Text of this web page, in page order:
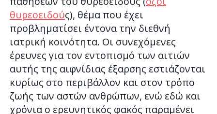
θυρεοειδούς), θέμα που έχει
προβληματίσει έντονα την διεθνή
ιατρική κοινότητα. Οι συνεχόμενες
έρευνες για τον εντοπισμό των αιτιών
αυτής της αιφνίδιας έξαρσης εστιάζονται
κυρίως στο περιβάλλον και στον τρόπο
ζωής των αστών ανθρώπων, ενώ εδώ και
χρόνια ο ερευνητικός φακός παραμένει